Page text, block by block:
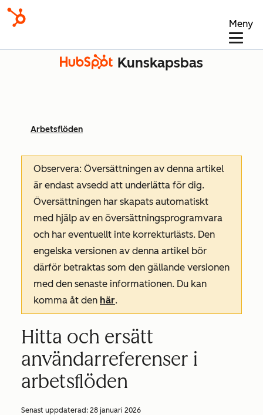
Meny
Kunskapsbas
Arbetsflöden
Observera: Översättningen av denna artikel
är endast avsedd att underlätta för dig.
Översättningen har skapats automatiskt
med hjälp av en översättningsprogramvara
och har eventuellt inte korrekturlästs. Den
engelska versionen av denna artikel bör
därför betraktas som den gällande versionen
med den senaste informationen. Du kan
komma åt den här.
Hitta och ersätt
användarreferenser i
arbetsflöden
Senast uppdaterad: 28 januari 2026